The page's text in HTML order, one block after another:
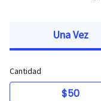
Una Vez
Cantidad
$50